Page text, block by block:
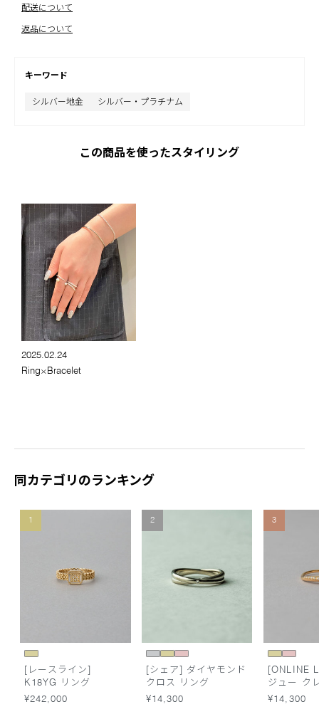
配送について
返品について
キーワード
シルバー地金 シルバー・プラチナム
この商品を使ったスタイリング
2025.02.24
Ring×Bracelet
同カテゴリのランキング
1
[レースライン]
K18YG リング
¥242,000
2
[シェア] ダイヤモンド
クロス リング
¥14,300
3
[ONLINE
ジュー ク
ーン リン
¥14,300